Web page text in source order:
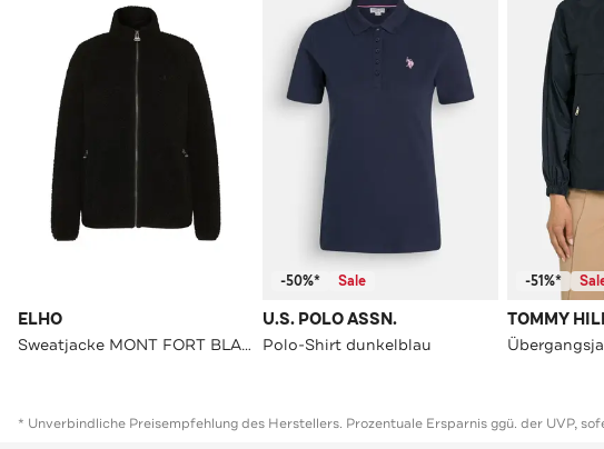
ELHO
Sweatjacke MONT FORT BLACK
-50%* Sale
U.S. POLO ASSN.
Polo-Shirt dunkelblau
-51%*
TOMMY
* Unverbindliche Preisempfehlung des Herstellers. Prozentuale Ersparnis ggü. der UVP,